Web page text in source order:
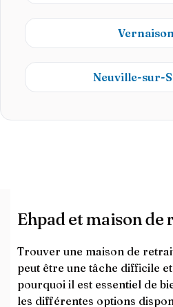
Neuville-sur-
Ehpad et maison de
Trouver une maison de
peut être une tâche difficile
pourquoi il est essentiel de
les différentes options